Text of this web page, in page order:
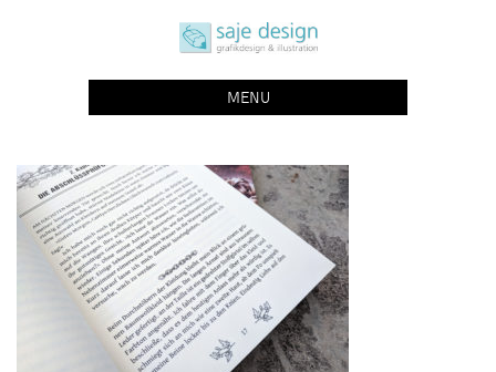
saje design bonn
grafikdesign | buchgestaltung | illustration
MENU